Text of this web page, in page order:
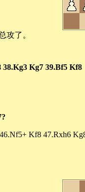
攻了。
38.Kg3 Kg7 39.Bf5 Kf8
Kf8 47.Rxh6